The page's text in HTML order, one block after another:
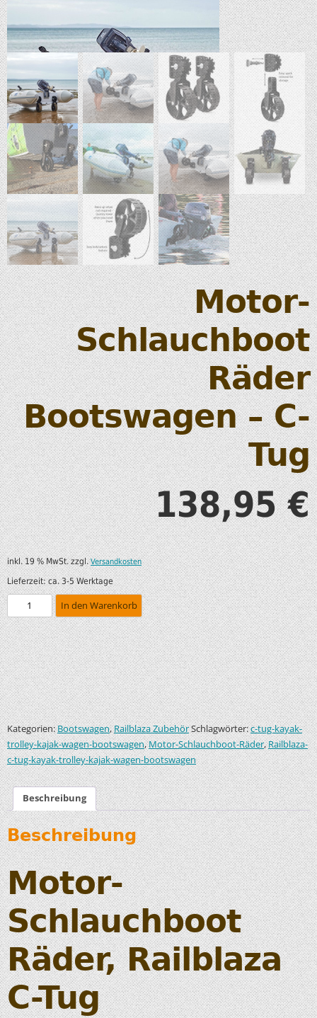
Motor-
Schlauchboot
Räder
Bootswagen – C-
Tug
138,95€
inkl. 19 % MwSt. zzgl.Versandkosten
Lieferzeit:ca. 3-5 Werktage
In den Warenkorb
Kategorien:Bootswagen,Railblaza ZubehörSchlagwörter:c-tug-kayak-
trolley-kajak-wagen-bootswagen,Motor-Schlauchboot-Räder,Railblaza-
c-tug-kayak-trolley-kajak-wagen-bootswagen
Beschreibung
Beschreibung
Motor-
Schlauchboot
Räder, Railblaza
C-Tug